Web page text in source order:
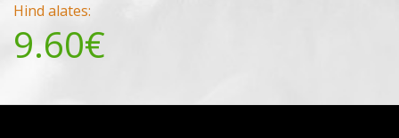
9.60€
Hind alates: